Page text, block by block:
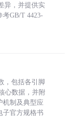
异，并提供实
GB/T 4423-
，包括各引脚
心数据，并附
机制及典型应
子官方规格书